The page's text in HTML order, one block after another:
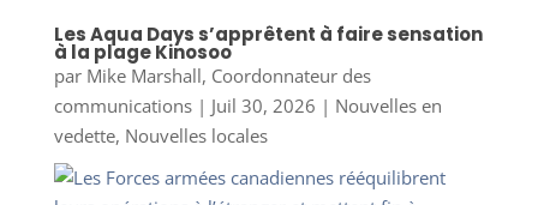
Les Aqua Days s’apprêtent à faire sensation
à la plage Kinosoo
par Mike Marshall, Coordonnateur des
communications| Juil 30, 2026 | Nouvelles en
vedette, Nouvelles locales